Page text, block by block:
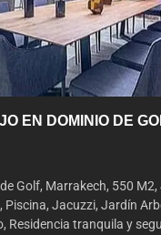
EN DOMINIO DE
Golf, Marrakech, 550 M2,
Piscina, Jacuzzi, Jardín
Residencia tranquila y